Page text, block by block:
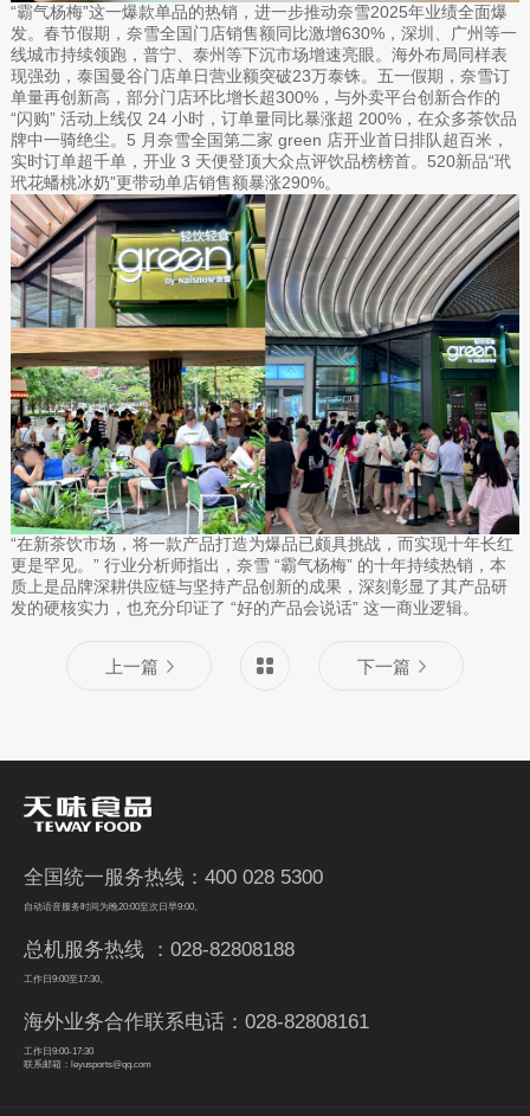
“霸气杨梅”这一爆款单品的热销，进一步推动奈雪2025年业绩全面爆
发。春节假期，奈雪全国门店销售额同比激增630%，深圳、广州等一
线城市持续领跑，普宁、泰州等下沉市场增速亮眼。海外布局同样表
现强劲，泰国曼谷门店单日营业额突破23万泰铢。五一假期，奈雪订
单量再创新高，部分门店环比增长超300%，与外卖平台创新合作的
“闪购” 活动上线仅 24 小时，订单量同比暴涨超 200%，在众多茶饮品
牌中一骑绝尘。5 月奈雪全国第二家 green 店开业首日排队超百米，
实时订单超千单，开业 3 天便登顶大众点评饮品榜榜首。520新品“玳
玳花蟠桃冰奶”更带动单店销售额暴涨290%。
“在新茶饮市场，将一款产品打造为爆品已颇具挑战，而实现十年长红
更是罕见。” 行业分析师指出，奈雪 “霸气杨梅” 的十年持续热销，本
质上是品牌深耕供应链与坚持产品创新的成果，深刻彰显了其产品研
发的硬核实力，也充分印证了 “好的产品会说话” 这一商业逻辑。
上一篇 下一篇
全国统一服务热线：400 028 5300
自动语音服务时间为晚20:00至次日早9:00。
总机服务热线 ：028-82808188
工作日9:00至17:30。
海外业务合作联系电话：028-82808161
工作日9:00-17:30
联系邮箱：leyusports@qq.com